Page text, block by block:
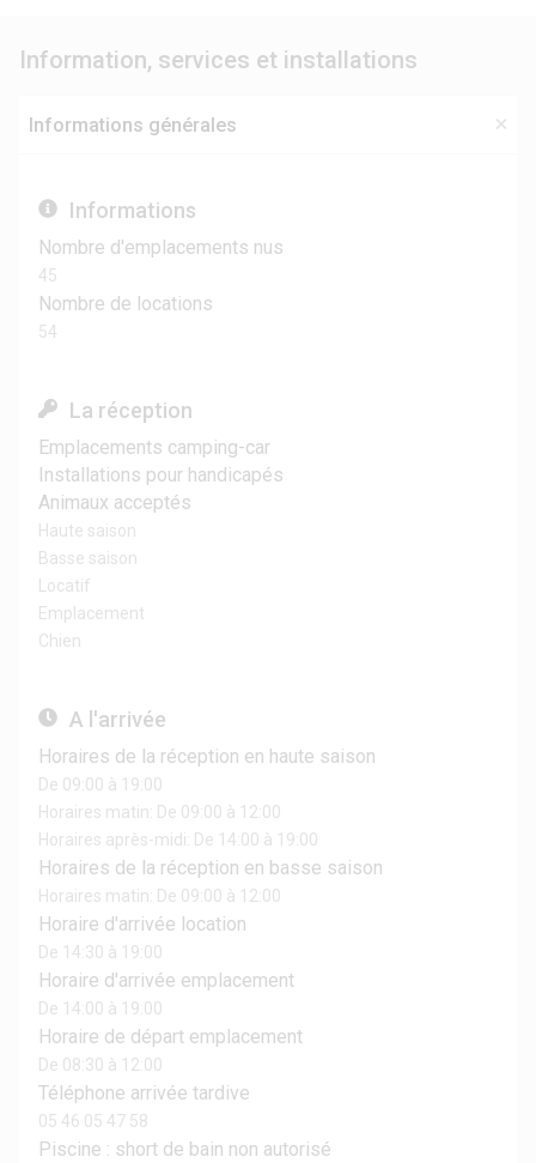
Information, services et installations
Informations générales
Informations
Nombre d'emplacements nus
45
Nombre de locations
54
La réception
Emplacements camping-car
Installations pour handicapés
Animaux acceptés
Haute saison
Basse saison
Locatif
Emplacement
Chien
A l'arrivée
Horaires de la réception en haute saison
De 09:00 à 19:00
Horaires matin: De 09:00 à 12:00
Horaires après-midi: De 14:00 à 19:00
Horaires de la réception en basse saison
Horaires matin: De 09:00 à 12:00
Horaire d'arrivée location
De 14:30 à 19:00
Horaire d'arrivée emplacement
De 14:00 à 19:00
Horaire de départ emplacement
De 08:30 à 12:00
Téléphone arrivée tardive
05 46 05 47 58
Piscine : short de bain non autorisé